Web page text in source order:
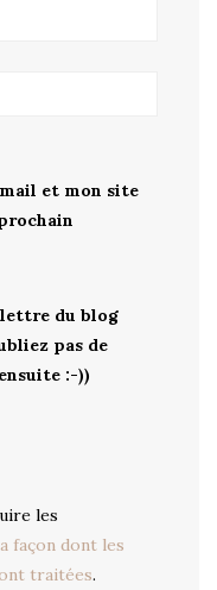
et mon site
du blog
pas de
:-))
les
façon dont les
traitées.